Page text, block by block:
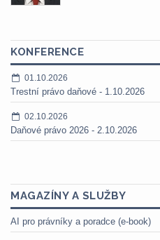
KONFERENCE
01.10.2026
Trestní právo daňové - 1.10.2026
02.10.2026
Daňové právo 2026 - 2.10.2026
MAGAZÍNY A SLUŽBY
AI pro právníky a poradce (e-book)